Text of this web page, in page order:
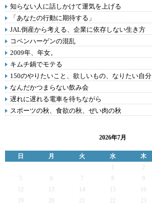
知らない人に話しかけて運気を上げる
「あなたの行動に期待する」
JAL倒産から考える、企業に依存しない生き方
コペンハーゲンの混乱
2009年、年女。
キムチ鍋でモテる
150のやりたいこと、欲しいもの、なりたい自分
なんだかつまらない飲み会
遅れに遅れる電車を待ちながら
スポーツの秋、食欲の秋、ぜい肉の秋
2026年7月
日 月 火 水 木
2
5
6 7 9
12
13 14 15 16
19
20 21 22 23